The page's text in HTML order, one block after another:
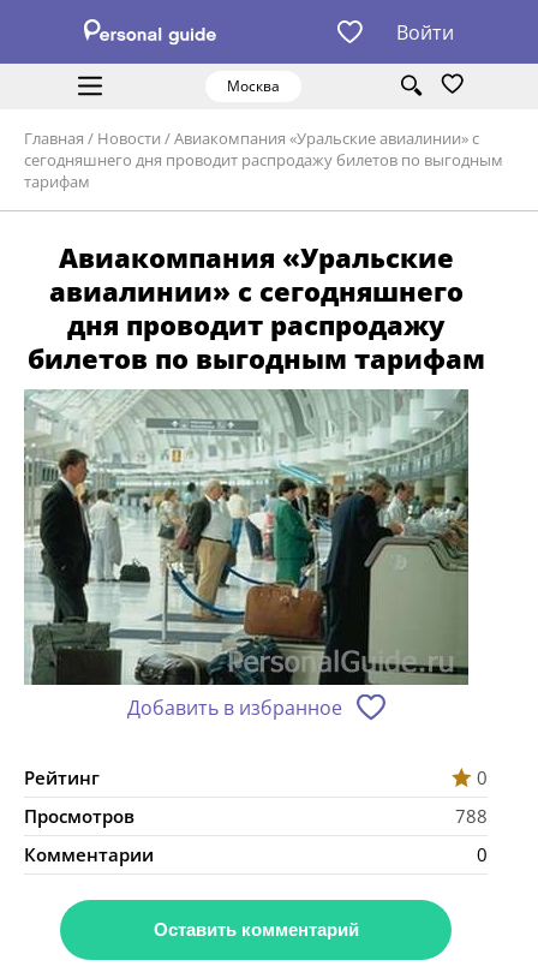
Войти
Москва
Главная / Новости /Авиакомпания «Уральские авиалинии» с
сегодняшнего дня проводит распродажу билетов по выгодным
тарифам
Авиакомпания «Уральские
авиалинии» с сегодняшнего
дня проводит распродажу
билетов по выгодным тарифам
Добавить в избранное
Рейтинг
0
Просмотров
788
Комментарии
0
Оставить комментарий